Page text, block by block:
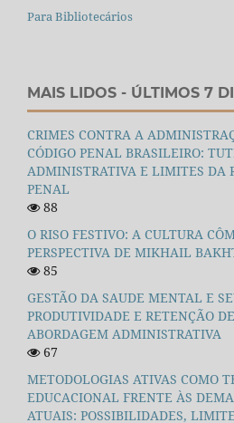
Para Bibliotecários
MAIS LIDOS - ÚLTIMOS 7
CRIMES CONTRA A
CÓDIGO PENAL BRASILEIRO:
ADMINISTRATIVA E LIMITES DA
PENAL
88
O RISO FESTIVO: A CULTURA
PERSPECTIVA DE MIKHAIL
85
GESTÃO DA SAUDE MENTAL E
PRODUTIVIDADE E RETENÇÃO
ABORDAGEM ADMINISTRATIVA
67
METODOLOGIAS ATIVAS COMO
EDUCACIONAL FRENTE ÀS
ATUAIS: POSSIBILIDADES,